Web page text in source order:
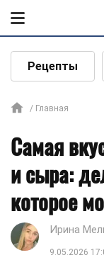
Рецепты
Главная
Самая
и сыра:
которое
Ирина
9.05.2026